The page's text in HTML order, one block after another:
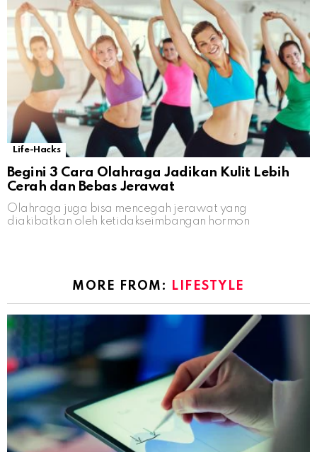
Life-Hacks
Begini 3 Cara Olahraga Jadikan Kulit Lebih
Cerah dan Bebas Jerawat
Olahraga juga bisa mencegah jerawat yang
diakibatkan oleh ketidakseimbangan hormon
MORE FROM: LIFESTYLE